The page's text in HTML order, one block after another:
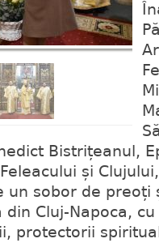
Bistrițeanul,
și
un sobor de preoți
Cluj-Napoca,
protectorii